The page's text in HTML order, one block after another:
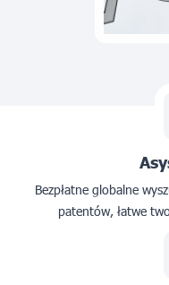
Bezpłatne globalne
patentów, łatwe